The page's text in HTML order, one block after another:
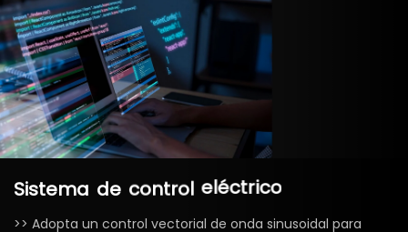
Sistema de control eléctrico
>> Adopta un control vectorial de onda sinusoidal para